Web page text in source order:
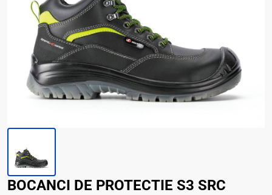
BOCANCI DE PROTECTIE S3 SRC